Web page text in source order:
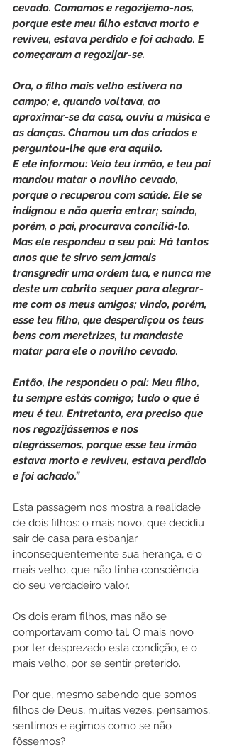
cevado. Comamos e regozijemo-nos,
porque este meu filho estava morto e
reviveu, estava perdido e foi achado. E
começaram a regozijar-se.
Ora, o filho mais velho estivera no
campo; e, quando voltava, ao
aproximar-se da casa, ouviu a música e
as danças. Chamou um dos criados e
perguntou-lhe que era aquilo.
E ele informou: Veio teu irmão, e teu pai
mandou matar o novilho cevado,
porque o recuperou com saúde. Ele se
indignou e não queria entrar; saindo,
porém, o pai, procurava conciliá-lo.
Mas ele respondeu a seu pai: Há tantos
anos que te sirvo sem jamais
transgredir uma ordem tua, e nunca me
deste um cabrito sequer para alegrar-
me com os meus amigos; vindo, porém,
esse teu filho, que desperdiçou os teus
bens com meretrizes, tu mandaste
matar para ele o novilho cevado.
Então, lhe respondeu o pai: Meu filho,
tu sempre estás comigo; tudo o que é
meu é teu. Entretanto, era preciso que
nos regozijássemos e nos
alegrássemos, porque esse teu irmão
estava morto e reviveu, estava perdido
e foi achado.”
Esta passagem nos mostra a realidade
de dois filhos: o mais novo, que decidiu
sair de casa para esbanjar
inconsequentemente sua herança, e o
mais velho, que não tinha consciência
do seu verdadeiro valor.
Os dois eram filhos, mas não se
comportavam como tal. O mais novo
por ter desprezado esta condição, e o
mais velho, por se sentir preterido.
Por que, mesmo sabendo que somos
filhos de Deus, muitas vezes, pensamos,
sentimos e agimos como se não
fôssemos?